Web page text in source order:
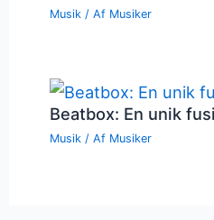
Musik / Af Musiker
Beatbox: En unik
Musik / Af Musiker